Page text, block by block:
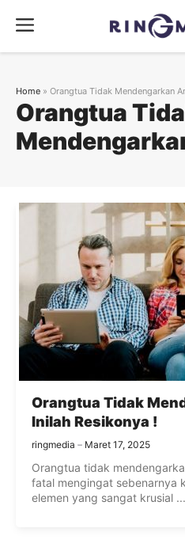
isi
Menu
Orangtua
Home » Orangtua Tidak Mendengarkan
Orangtua Tidak
Inilah Resikonya !
ringmedia Maret 17, 2025
Orangtua tidak
fatal mengingat sebenarnya
elemen yang sangat krusial ...